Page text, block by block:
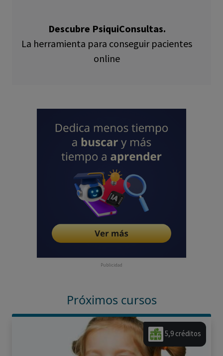
Descubre PsiquiConsultas.
La herramienta para conseguir pacientes
online
Publicidad
Próximos cursos
5,9 créditos